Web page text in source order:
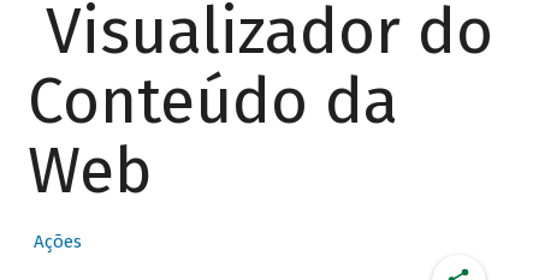
Visualizador do
Conteúdo da
Web
Ações